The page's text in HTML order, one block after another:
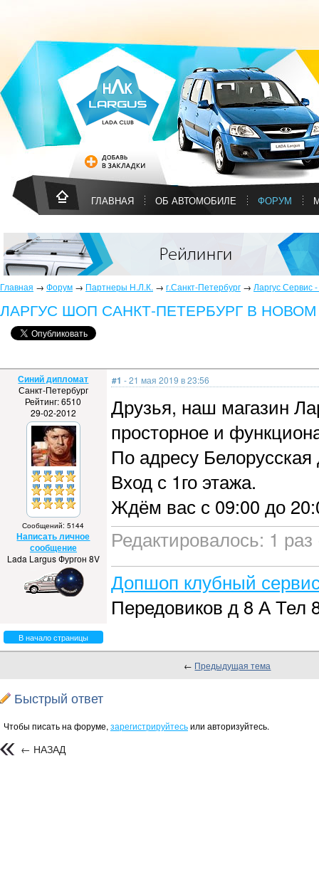
ГЛАВНАЯ ОБ АВТОМОБИЛЕ ФОРУМ
Главная → Форум → Партнеры Н.Л.К. → г.Санкт-Петербург → Ларгус Сервис
ЛАРГУС ШОП САНКТ-ПЕТЕРБУРГ В
Синий дипломат
Санкт-Петербург
Рейтинг: 6510
29-02-2012
Сообщений: 5144
Написать личное
сообщение
Lada Largus Фургон 8V
#1 - 21 мая 2019 в 23:56
Друзья, наш магазин
просторное и
По адресу Белорусская
Вход с 1го этажа.
Ждём вас с 09:00 до
Редактировалось: 1
Допшоп клубный
Передовиков д 8 А Тел
В начало страницы
← Предыдущая тема
Быстрый ответ
Чтобы писать на форуме, зарегистрируйтесьили авторизуйтесь.
← НАЗАД